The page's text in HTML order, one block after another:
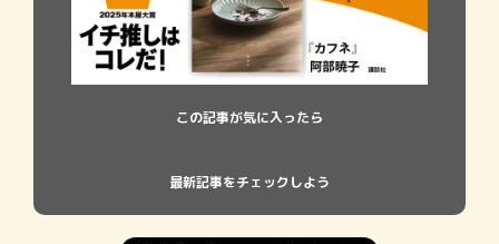
この記事が気に入ったら
最新記事をチェックしよう